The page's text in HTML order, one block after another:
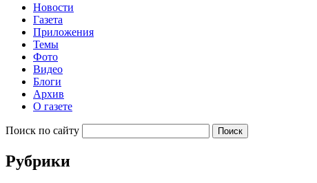
Новости
Газета
Приложения
Темы
Фото
Видео
Блоги
Архив
О газете
Поиск по сайту
Рубрики